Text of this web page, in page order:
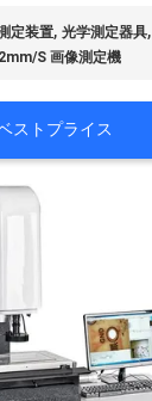
定装置,光学測定器具,
S 画像測定機
ストプライス